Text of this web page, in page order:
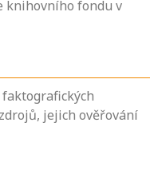
knihovního fondu v
jejich ověřování